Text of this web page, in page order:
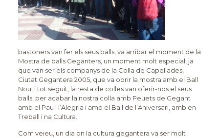
bastoners van fer els seus balls, va arribar el moment de la
Mostra de balls Geganters, un moment molt especial, ja
que van ser els companys de la Colla de Capellades,
Ciutat Gegantera 2005, que va obrir la mostra amb el Ball
Nou, i tot seguit, la resta de colles van oferir-nos el seus
balls, per acabar la nostra colla amb Peuets de Gegant
amb el Pau i l’Alegria i amb el Ball de l’Aniversari, amb en
Treball i na Cultura.
Com veieu, un dia on la cultura gegantera va ser molt